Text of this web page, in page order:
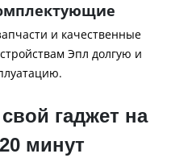
и качественные
Эпл долгую и
гаджет на
минут